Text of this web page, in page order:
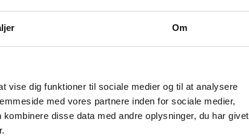
Om
vise dig funktioner til sociale medier og til at analysere
med vores partnere inden for sociale medier,
disse data med andre oplysninger, du har givet